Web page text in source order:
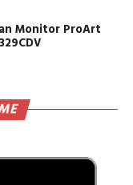
Monitor ProArt